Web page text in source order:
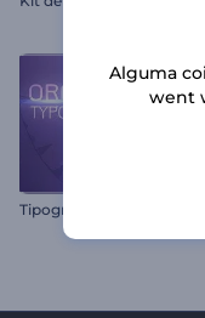
Tipografia orgânica
Alguma
went